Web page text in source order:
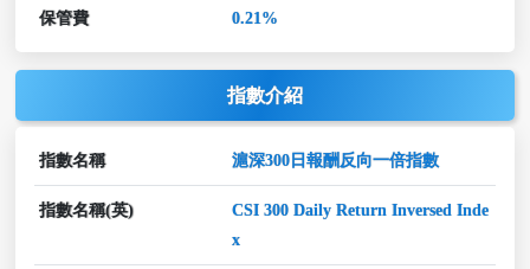
保管費 0.21%
指數介紹
指數名稱 滬深300日報酬反向一倍指數
指數名稱(英)
CSI 300 Daily Return Inversed Inde
x